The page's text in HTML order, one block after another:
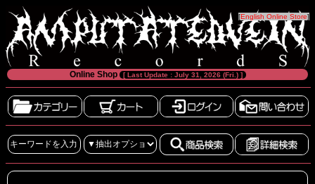
[English Online Store]
Online Shop [ Last Update : July 31, 2026 (Fri.) ]